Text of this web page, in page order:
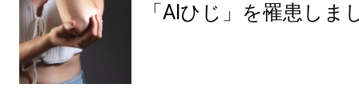
「AIひじ」を罹患しま